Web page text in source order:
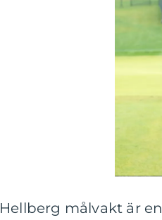
Hellberg målvakt är